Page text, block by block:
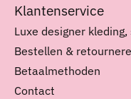
Klantenservice
Luxe designer
Bestellen &
Betaalmethoden
Contact